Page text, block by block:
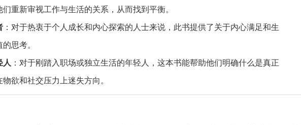
重新审视工作与生活的关系，从而找到平衡。
：对于热衷于个人成长和内心探索的人士来说，此书提供了关于内心满足和生
思考。
人 ：对于刚踏入职场或独立生活的年轻人，这本书能帮助他们明确什么是真正
欲和社交压力上迷失方向。